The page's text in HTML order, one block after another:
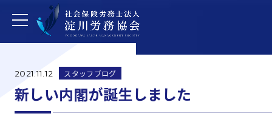
2021.11.12 スタッフブログ
新しい内閣が誕生しました